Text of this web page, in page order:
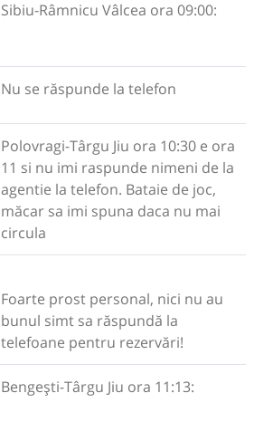
Sibiu-Râmnicu Vâlcea ora 09:00:
Nu se răspunde la telefon
Polovragi-Târgu Jiu ora 10:30 e ora
11 si nu imi raspunde nimeni de la
agentie la telefon. Bataie de joc,
măcar sa imi spuna daca nu mai
circula
Foarte prost personal, nici nu au
bunul simt sa răspundă la
telefoane pentru rezervări!
Bengești-Târgu Jiu ora 11:13: